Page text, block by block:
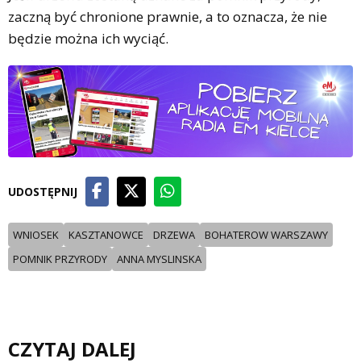
zaczną być chronione prawnie, a to oznacza, że nie
będzie można ich wyciąć.
UDOSTĘPNIJ
WNIOSEK KASZTANOWCE DRZEWA
BOHATEROW WARSZAWY
POMNIK PRZYRODY
ANNA MYSLINSKA
CZYTAJ DALEJ